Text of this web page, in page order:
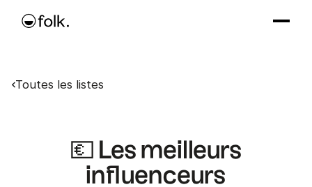
Toutes les listes
💶 Les meilleurs
influenceurs